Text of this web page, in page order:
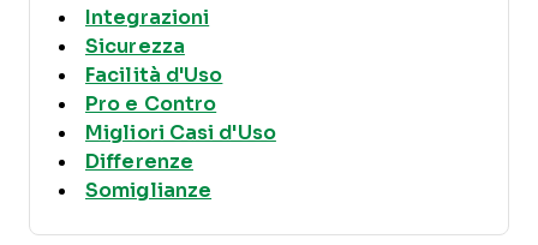
Integrazioni
Sicurezza
Facilità d'Uso
Pro e Contro
Migliori Casi d'Uso
Differenze
Somiglianze